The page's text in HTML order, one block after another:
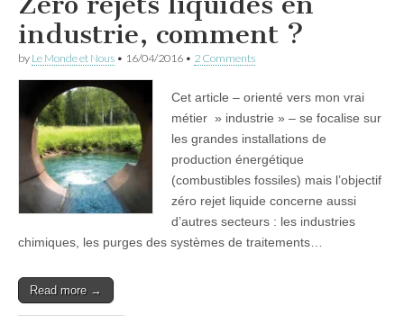
industrie, comment ?
by Le Monde et Nous • 16/04/2016 • 2 Comments
Cet article – orienté vers mon vrai
métier » industrie » – se focalise sur
les grandes installations de
production énergétique
(combustibles fossiles) mais l’objectif
zéro rejet liquide concerne aussi
d’autres secteurs : les industries
chimiques, les purges des systèmes de traitements…
Read more →